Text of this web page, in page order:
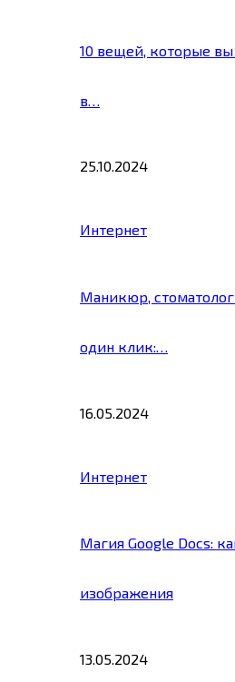
10 вещей, которые
в…
25.10.2024
Интернет
Маникюр,
один клик:…
16.05.2024
Интернет
Магия Google Docs:
изображения
13.05.2024